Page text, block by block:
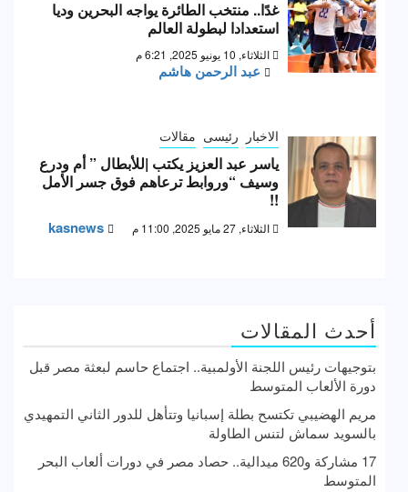
غدًا.. منتخب الطائرة يواجه البحرين وديا
استعدادا لبطولة العالم
الثلاثاء, 10 يونيو 2025, 6:21 م
عبد الرحمن هاشم
الاخبار رئيسى مقالات
ياسر عبد العزيز يكتب |للأبطال ” أم ودرع
وسيف “وروابط ترعاهم فوق جسر الأمل
!!
الثلاثاء, 27 مايو 2025, 11:00 م kasnews
أحدث المقالات
بتوجيهات رئيس اللجنة الأولمبية.. اجتماع حاسم لبعثة مصر قبل
دورة الألعاب المتوسط
مريم الهضيبي تكتسح بطلة إسبانيا وتتأهل للدور الثاني التمهيدي
بالسويد سماش لتنس الطاولة
17 مشاركة و620 ميدالية.. حصاد مصر في دورات ألعاب البحر
المتوسط